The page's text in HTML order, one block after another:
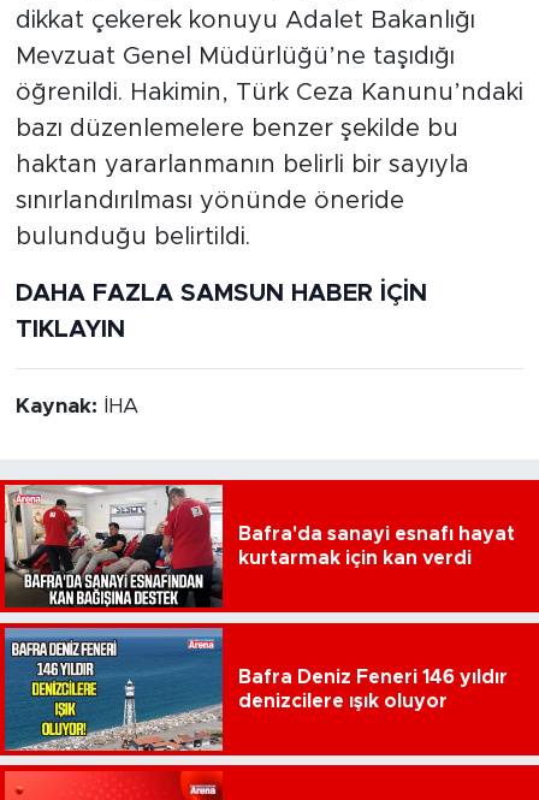
dikkat çekerek konuyu Adalet Bakanlığı
Mevzuat Genel Müdürlüğü’ne taşıdığı
öğrenildi. Hakimin, Türk Ceza Kanunu’ndaki
bazı düzenlemelere benzer şekilde bu
haktan yararlanmanın belirli bir sayıyla
sınırlandırılması yönünde öneride
bulunduğu belirtildi.
DAHA FAZLA SAMSUN HABER İÇİN
TIKLAYIN
Kaynak: İHA
Bafra'da sanayi esnafı hayat
kurtarmak için kan verdi
Bafra Deniz Feneri 146 yıldır
denizcilere ışık oluyor